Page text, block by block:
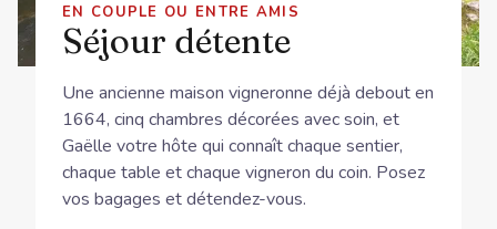
EN COUPLE OU ENTRE AMIS
Séjour détente
Une ancienne maison vigneronne déjà debout en
1664, cinq chambres décorées avec soin, et
Gaëlle votre hôte qui connaît chaque sentier,
chaque table et chaque vigneron du coin. Posez
vos bagages et détendez-vous.